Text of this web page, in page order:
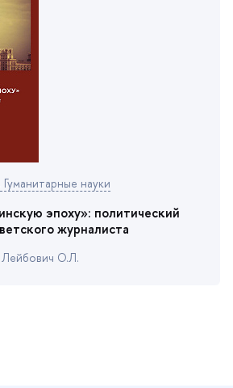
науки
эпоху»: политический
журналиста
Лейбович О.Л.